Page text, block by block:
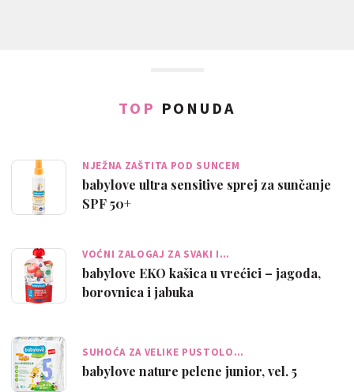
TOP PONUDA
NJEŽNA ZAŠTITA POD SUNCEM
babylove ultra sensitive sprej za sunčanje
SPF 50+
VOĆNI ZALOGAJ ZA SVAKI I…
babylove EKO kašica u vrećici – jagoda,
borovnica i jabuka
SUHOĆA ZA VELIKE PUSTOLO…
babylove nature pelene junior, vel. 5